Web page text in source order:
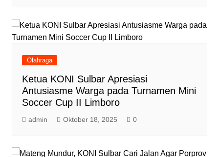
Olahraga
Ketua KONI Sulbar Apresiasi
Antusiasme Warga pada Turnamen Mini
Soccer Cup II Limboro
admin Oktober 18, 2025 0